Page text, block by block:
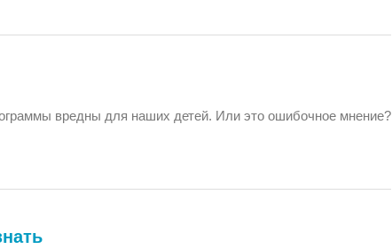
вредны для наших детей. Или это ошибочное мнение?